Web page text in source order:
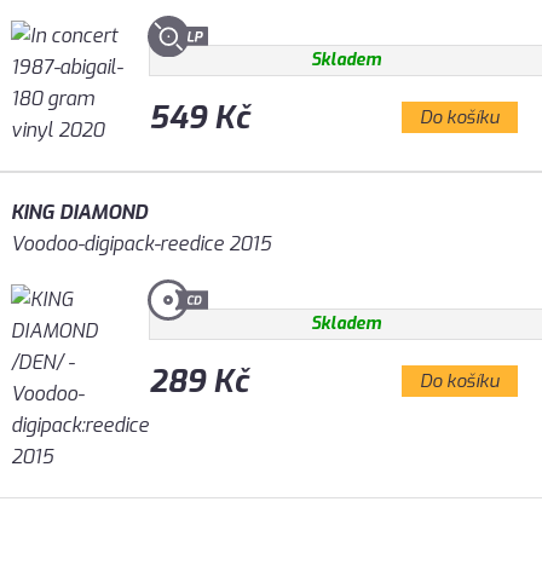
Skladem
549 Kč Do košíku
KING DIAMOND
Voodoo-digipack-reedice 2015
Skladem
289 Kč Do košíku